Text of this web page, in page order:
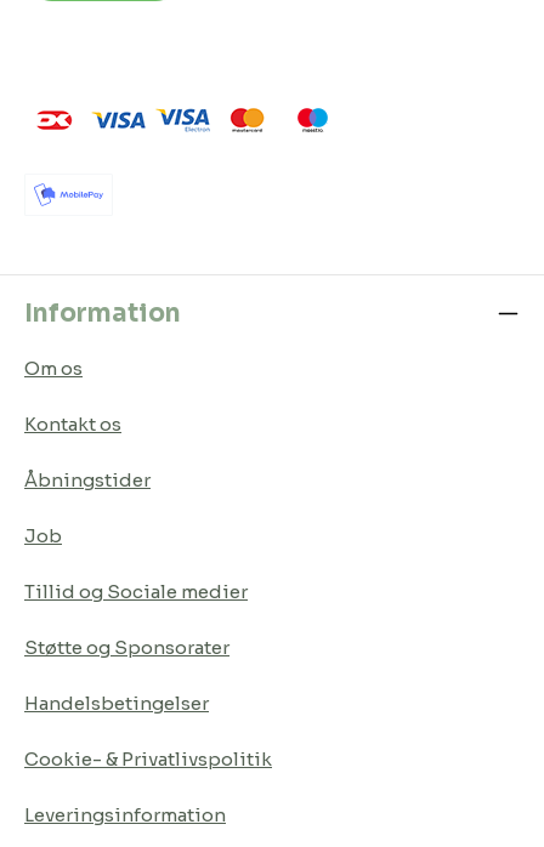
Information
Om os
Kontakt os
Åbningstider
Job
Tillid og Sociale medier
Støtte og Sponsorater
Handelsbetingelser
Cookie- & Privatlivspolitik
Leveringsinformation